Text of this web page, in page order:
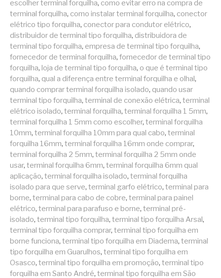
escolher terminal forquilha, como evitar erro na compra de
terminal forquilha, como instalar terminal forquilha, conector
elétrico tipo forquilha, conector para condutor elétrico,
distribuidor de terminal tipo forquilha, distribuidora de
terminal tipo forquilha, empresa de terminal tipo forquilha,
fornecedor de terminal forquilha, fornecedor de terminal tipo
forquilha, loja de terminal tipo forquilha, o que é terminal tipo
forquilha, qual a diferença entre terminal forquilha e olhal,
quando comprar terminal forquilha isolado, quando usar
terminal tipo forquilha, terminal de conexão elétrica, terminal
elétrico isolado, terminal forquilha, terminal forquilha 1 5mm,
terminal forquilha 1 5mm como escolher, terminal forquilha
10mm, terminal forquilha 10mm para qual cabo, terminal
forquilha 16mm, terminal forquilha 16mm onde comprar,
terminal forquilha 2 5mm, terminal forquilha 2 5mm onde
usar, terminal forquilha 6mm, terminal forquilha 6mm qual
aplicação, terminal forquilha isolado, terminal forquilha
isolado para que serve, terminal garfo elétrico, terminal para
borne, terminal para cabo de cobre, terminal para painel
elétrico, terminal para parafuso e borne, terminal pré-
isolado, terminal tipo forquilha, terminal tipo forquilha Arsal,
terminal tipo forquilha comprar, terminal tipo forquilha em
borne funciona, terminal tipo forquilha em Diadema, terminal
tipo forquilha em Guarulhos, terminal tipo forquilha em
Osasco, terminal tipo forquilha em promoção, terminal tipo
forquilha em Santo André, terminal tipo forquilha em São